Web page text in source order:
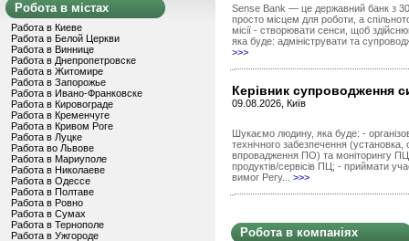
Робота в містах
Работа в Киеве
Работа в Белой Церкви
Работа в Виннице
Работа в Днепропетровске
Работа в Житомире
Работа в Запорожье
Работа в Ивано-Франковске
Работа в Кировограде
Работа в Кременчуге
Работа в Кривом Роге
Работа в Луцке
Работа во Львове
Работа в Мариуполе
Работа в Николаеве
Работа в Одессе
Работа в Полтаве
Работа в Ровно
Работа в Сумах
Работа в Тернополе
Работа в Ужгороде
Sense Bank — це державний банк з
просто місцем для роботи, а
місії - створювати сенси, щоб
яка буде: адмініструвати та
>>>
Керівник супроводження
09.08.2026, Київ
Шукаємо людину, яка буде: -
технічного забезпечення
впровадження ПО) та моніторингу
продуктів/сервісів ПЦ; - приймати
вимог Регу... >>>
Робота в компаніях